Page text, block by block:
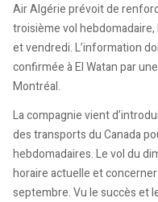
Air Algérie prévoit de
troisième vol
et vendredi. L’information
confirmée à El Watan par
Montréal.
La compagnie vient
des transports du Canada
hebdomadaires. Le vol du
horaire actuelle et
septembre. Vu le succès et